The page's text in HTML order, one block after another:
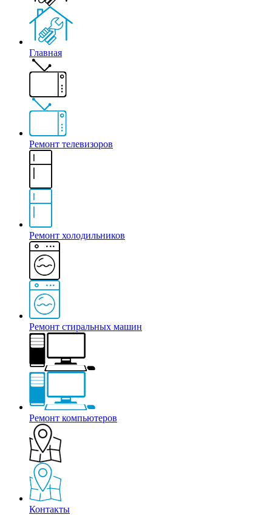
Главная
Ремонт телевизоров
Ремонт холодильников
Ремонт стиральных машин
Ремонт компьютеров
Контакты